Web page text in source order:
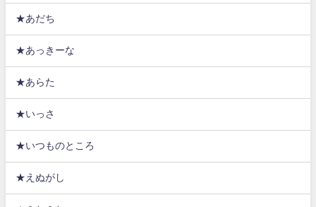
★あだち
★あっきーな
★あらた
★いっさ
★いつものところ
★えぬがし